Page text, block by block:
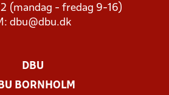
(mandag - fredag 9-16)
dbu@dbu.dk
DBU
BORNHOLM